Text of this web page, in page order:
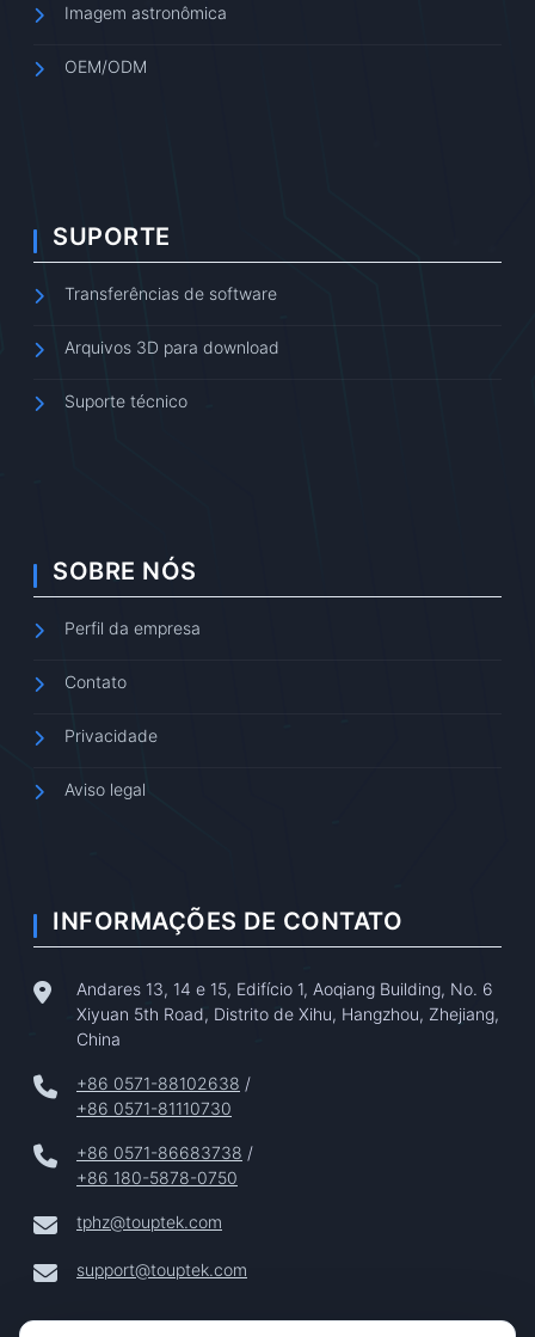
Imagem astronômica
OEM/ODM
SUPORTE
Transferências de software
Arquivos 3D para download
Suporte técnico
SOBRE NÓS
Perfil da empresa
Contato
Privacidade
Aviso legal
INFORMAÇÕES DE CONTATO
Andares 13, 14 e 15, Edifício 1, Aoqiang Building, No. 6
Xiyuan 5th Road, Distrito de Xihu, Hangzhou, Zhejiang,
China
+86 0571-88102638 /
+86 0571-81110730
+86 0571-86683738 /
+86 180-5878-0750
tphz@touptek.com
support@touptek.com